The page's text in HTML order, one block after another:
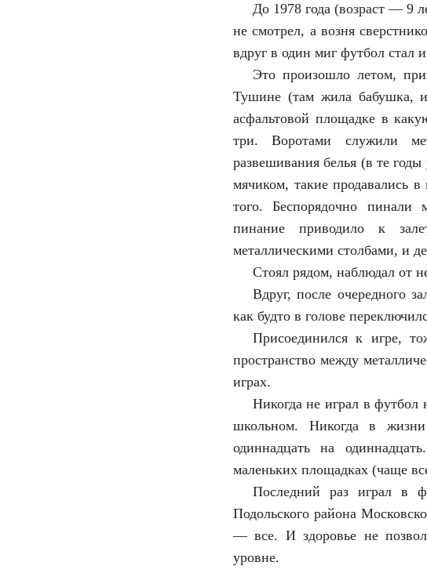
До 1978 года (возраст — 9
не смотрел, а возня
вдруг в один миг футбол стал
Это произошло летом,
Тушине (там жила бабушка,
асфальтовой площадке в
три. Воротами служили
развешивания белья (в те
мячиком, такие продавались
того. Беспорядочно пинали
пинание приводило к
металлическими столбами, и
Стоял рядом, наблюдал от
Вдруг, после очередного
как будто в голове
Присоединился к игре,
пространство между
играх.
Никогда не играл в футбол
школьном. Никогда в
одиннадцать на
маленьких площадках (чаще
Последний раз играл в
Подольского района
— все. И здоровье не
уровне.